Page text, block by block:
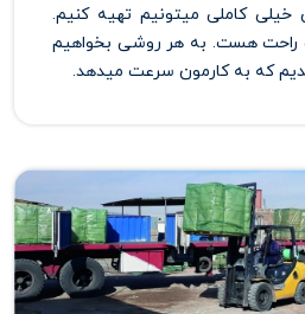
کاملی میتونیم تهیه کنیم.
راحت هست. به هر روشی بخواهیم
که به کارمون سرعت میدهد.